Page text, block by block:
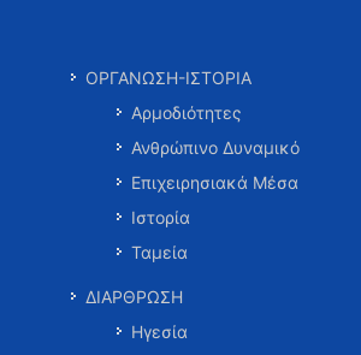
ΟΡΓΑΝΩΣΗ-ΙΣΤΟΡΙΑ
Αρμοδιότητες
Ανθρώπινο Δυναμικό
Επιχειρησιακά Μέσα
Ιστορία
Ταμεία
ΔΙΑΡΘΡΩΣΗ
Ηγεσία